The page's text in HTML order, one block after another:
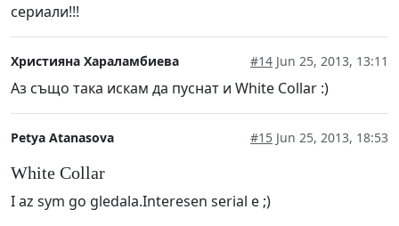
сериали!!!
Християна Хараламбиева #14 Jun 25, 2013, 13:11
Аз също така искам да пуснат и White Collar :)
Petya Atanasova #15 Jun 25, 2013, 18:53
White Collar
I az sym go gledala.Interesen serial e ;)